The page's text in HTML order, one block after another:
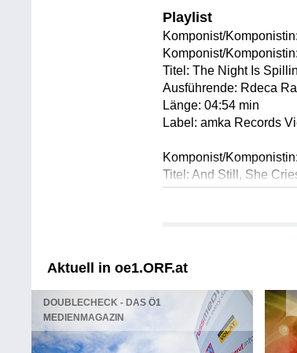
Playlist
Komponist/
Komponist/
Titel: The Night Is
Ausführende: Rdeca
Länge: 04:54 min
Label: amka Records
Komponist/
Titel: And Still, She
Solist/Solistin: Ana Cop
Komponist/
Solist/Solistin: Ana Cop
Solist/Solistin: Thilo
Solist/Solistin: Jaka
Länge: 04:59 min
Aktuell in oe1.ORF.at
DOUBLECHECK - DAS Ö1
MEDIENMAGAZIN